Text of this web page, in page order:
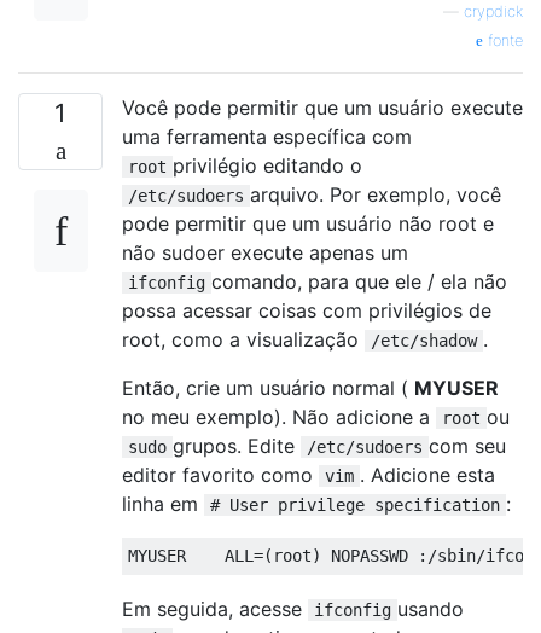
crypdick
fonte
1
Você pode permitir que um usuário execute
uma ferramenta específica com
root privilégio editando o
/etc/sudoers arquivo. Por exemplo, você
pode permitir que um usuário não root e
não sudoer execute apenas um
ifconfig comando, para que ele / ela não
possa acessar coisas com privilégios de
root, como a visualização
/etc/shadow .
Então, crie um usuário normal ( MYUSER
no meu exemplo). Não adicione a
root ou
sudo grupos. Edite /etc/sudoers com seu
editor favorito como
vim . Adicione esta
linha em
# User privilege specification :
Em seguida, acesse ifconfig usando